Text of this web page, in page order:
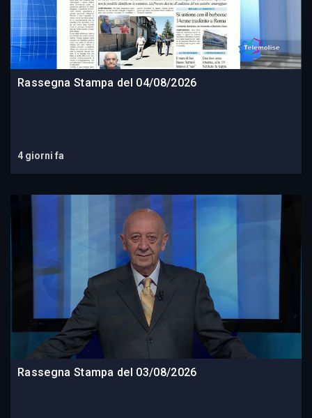
Rassegna Stampa del 04/08/2026
4 giorni fa
Rassegna Stampa del 03/08/2026